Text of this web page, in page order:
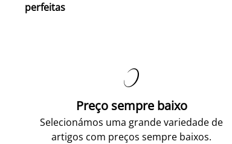
perfeitas

Preço sempre baixo
Selecionámos uma grande variedade de
artigos com preços sempre baixos.